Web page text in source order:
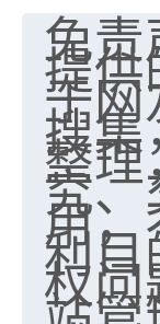
免
提
于
搜
整
究
用
利
权
2天前 来自
优秀的张
老师收徒
2天前 来自